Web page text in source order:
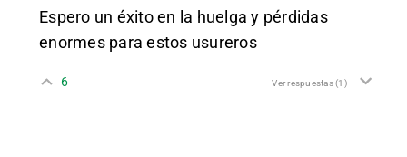
Espero un éxito en la huelga y pérdidas
enormes para estos usureros
6 Ver respuestas(1)